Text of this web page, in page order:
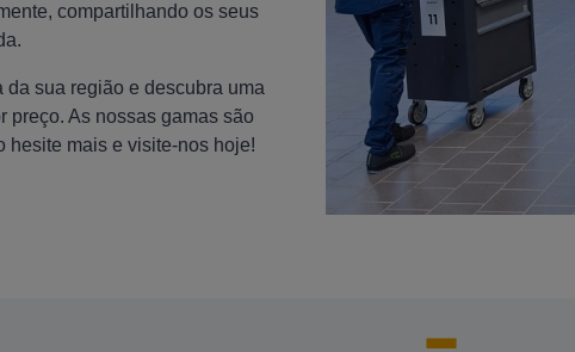
compartilhando os seus
sua região e descubra uma
preço. As nossas gamas são
hesite mais e visite-nos hoje!